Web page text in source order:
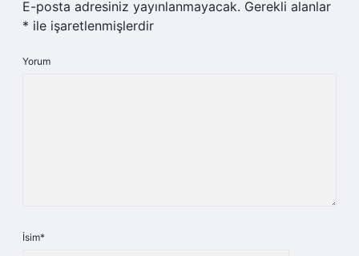
E-posta adresiniz yayınlanmayacak. Gerekli alanlar
* ile işaretlenmişlerdir
Yorum
İsim*